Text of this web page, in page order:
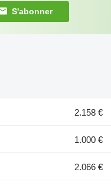
S'abonner
2.158 €
1.000 €
2.066 €